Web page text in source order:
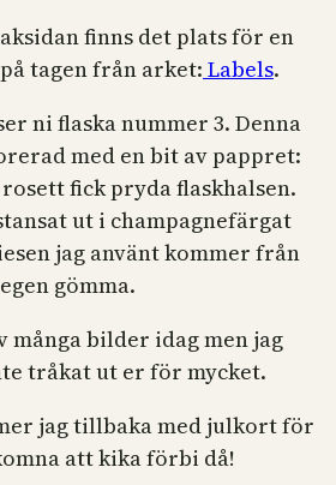
finns det plats för en
tagen från arket: Labels.
ni flaska nummer 3. Denna
med en bit av pappret:
fick pryda flaskhalsen.
ut i champagnefärgat
jag använt kommer från
egen gömma.
många bilder idag men jag
tråkat ut er för mycket.
jag tillbaka med julkort för
att kika förbi då!